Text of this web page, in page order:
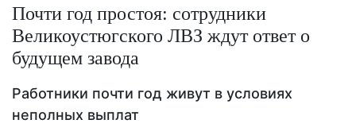
Почти год простоя: сотрудники
Великоустюгского ЛВЗ ждут ответ о
будущем завода
Работники почти год живут в условиях
неполных выплат